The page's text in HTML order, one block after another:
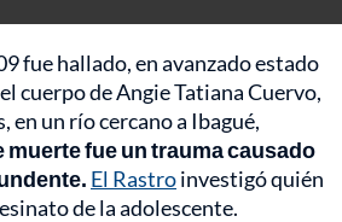
fue hallado, en avanzado estado
cuerpo de Angie Tatiana Cuervo,
en un río cercano a Ibagué,
muerte fue un trauma causado
El Rastroinvestigó quién
de la adolescente.